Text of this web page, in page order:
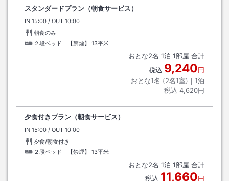
スタンダードプラン（朝食サービス）
IN チェックイン
15:00 / OUT チェックアウト
10:00
朝食のみ
２段ベッド 【禁煙】
13平米
おとな2名 1泊 1部屋 合計
税込 9,240円
おとな1名 (2名1室)｜ 1泊
税込 4,620円
夕食付きプラン（朝食サービス）
IN チェックイン
15:00 / OUT チェックアウト
10:00
夕食/朝食付き
２段ベッド 【禁煙】
13平米
おとな2名 1泊 1部屋 合計
税込 11,660円